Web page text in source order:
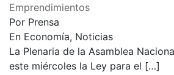
Emprendimientos
Por Prensa
En Economía, Noticias
La Plenaria de la Asamblea
este miércoles la Ley para el […]